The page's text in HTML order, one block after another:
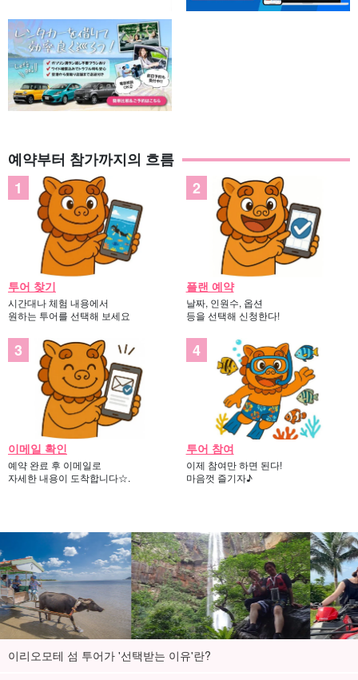
예약부터 참가까지의 흐름
투어 찾기
시간대나 체험 내용에서
원하는 투어를 선택해 보세요
플랜 예약
날짜, 인원수, 옵션
등을 선택해 신청한다!
이메일 확인
예약 완료 후 이메일로
자세한 내용이 도착합니다☆.
투어 참여
이제 참여만 하면 된다!
마음껏 즐기자♪
이리오모테 섬 투어가 '선택받는 이유'란?